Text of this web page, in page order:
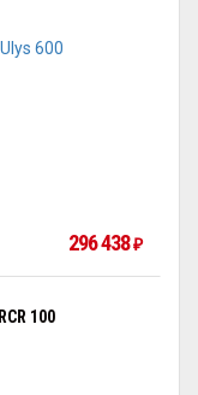
296 438 ₽
100